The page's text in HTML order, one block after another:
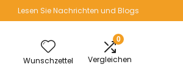
Lesen Sie Nachrichten und Blogs
Wunschzettel
0
Vergleichen